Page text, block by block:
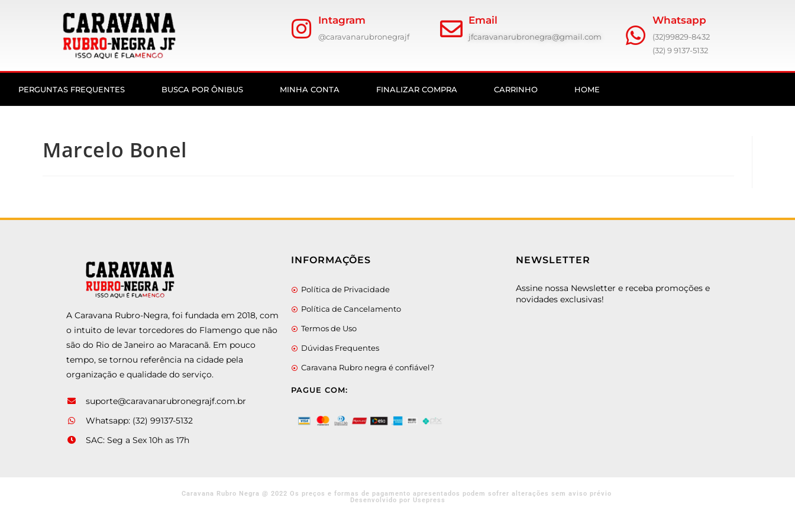
Intagram
@caravanarubronegrajf
Email
jfcaravanarubronegra@gmail.com
Whatsapp
(32)99829-8432
(32) 9 9137-5132
PERGUNTAS FREQUENTES BUSCA POR ÔNIBUS MINHA CONTA FINALIZAR COMPRA CARRINHO HOME
Marcelo Bonel
A Caravana Rubro-Negra, foi fundada em 2018, com
o intuito de levar torcedores do Flamengo que não
são do Rio de Janeiro ao Maracanã. Em pouco
tempo, se tornou referência na cidade pela
organização e qualidade do serviço.
suporte@caravanarubronegrajf.com.br
Whatsapp: (32) 99137-5132
SAC: Seg a Sex 10h as 17h
INFORMAÇÕES
Política de Privacidade
Política de Cancelamento
Termos de Uso
Dúvidas Frequentes
Caravana Rubro negra é confiável?
PAGUE COM:
NEWSLETTER
Assine nossa Newsletter e receba promoções e
novidades exclusivas!
Caravana Rubro Negra @ 2022 Os preços e formas de pagamento apresentados podem sofrer alterações sem aviso prévio
Desenvolvido por Usepress